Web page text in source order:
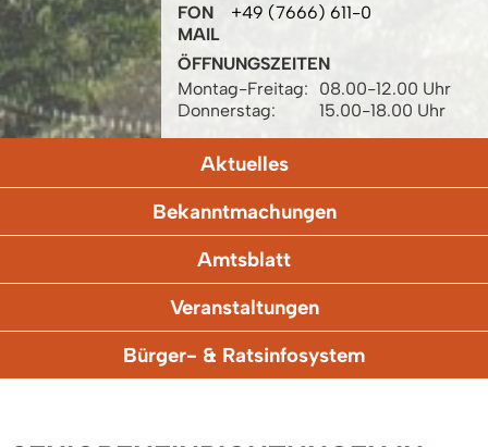
FON
+49 (7666) 611-0
MAIL
ÖFFNUNGSZEITEN
Montag-Freitag:
08.00-12.00 Uhr
Donnerstag:
15.00-18.00 Uhr
Aktuelles
Bekanntmachungen
Amtsblatt
Veranstaltungen
Bürger- & Ratsinfosystem